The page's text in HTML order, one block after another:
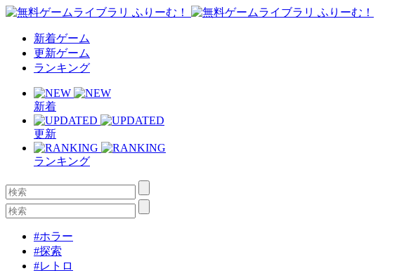
新着ゲーム
更新ゲーム
ランキング
新着
更新
ランキング
#ホラー
#探索
#レトロ